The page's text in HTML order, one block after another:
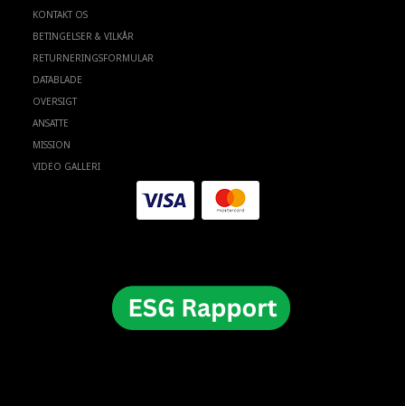
KONTAKT OS
BETINGELSER & VILKÅR
RETURNERINGSFORMULAR
DATABLADE
OVERSIGT
ANSATTE
MISSION
VIDEO GALLERI